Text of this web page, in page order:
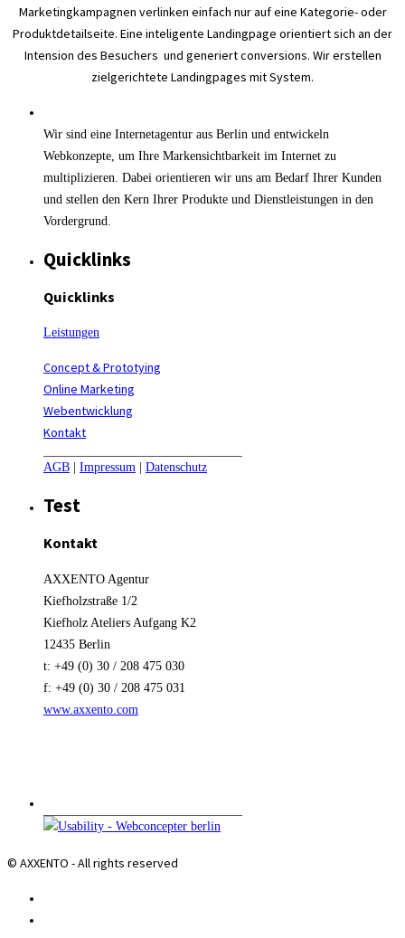
Marketingkampagnen verlinken einfach nur auf eine Kategorie- oder
Produktdetailseite. Eine inteligente Landingpage orientiert sich an der
Intension des Besuchers und generiert conversions. Wir erstellen
zielgerichtete Landingpages mit System.
Wir sind eine Internetagentur aus Berlin und entwickeln
Webkonzepte, um Ihre Markensichtbarkeit im Internet zu
multiplizieren. Dabei orientieren wir uns am Bedarf Ihrer Kunden
und stellen den Kern Ihrer Produkte und Dienstleistungen in den
Vordergrund.
Quicklinks
Quicklinks
Leistungen
Concept & Prototying
Online Marketing
Webentwicklung
Kontakt
AGB Impressum Datenschutz
Test
Kontakt
AXXENTO Agentur
Kiefholzstraße 1/2
Kiefholz Ateliers Aufgang K2
12435 Berlin
t: +49 (0) 30 / 208 475 030
f: +49 (0) 30 / 208 475 031
www.axxento.com
© AXXENTO - All rights reserved